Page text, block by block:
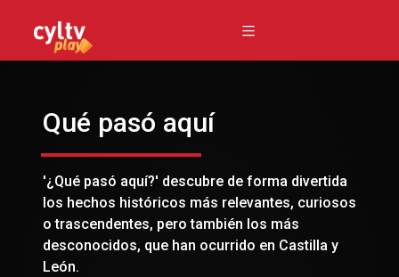
Qué pasó aquí
'¿Qué pasó aquí?' descubre de forma divertida
los hechos históricos más relevantes, curiosos
o trascendentes, pero también los más
desconocidos, que han ocurrido en Castilla y
León.